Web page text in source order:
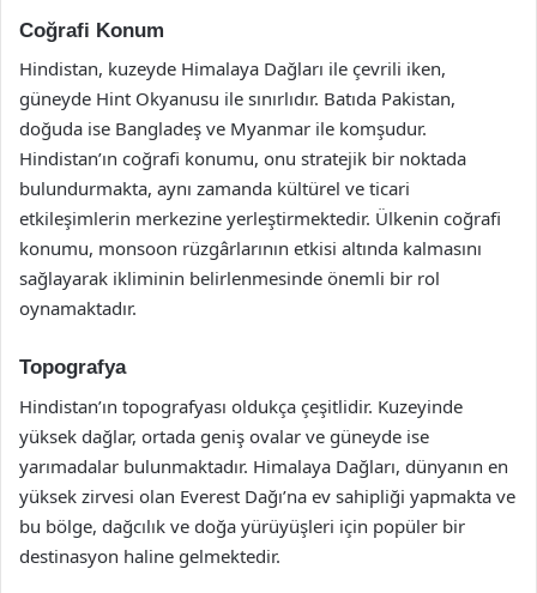
Coğrafi Konum
Hindistan, kuzeyde Himalaya Dağları ile çevrili iken,
güneyde Hint Okyanusu ile sınırlıdır. Batıda Pakistan,
doğuda ise Bangladeş ve Myanmar ile komşudur.
Hindistan’ın coğrafi konumu, onu stratejik bir noktada
bulundurmakta, aynı zamanda kültürel ve ticari
etkileşimlerin merkezine yerleştirmektedir. Ülkenin coğrafi
konumu, monsoon rüzgârlarının etkisi altında kalmasını
sağlayarak ikliminin belirlenmesinde önemli bir rol
oynamaktadır.
Topografya
Hindistan’ın topografyası oldukça çeşitlidir. Kuzeyinde
yüksek dağlar, ortada geniş ovalar ve güneyde ise
yarımadalar bulunmaktadır. Himalaya Dağları, dünyanın en
yüksek zirvesi olan Everest Dağı’na ev sahipliği yapmakta ve
bu bölge, dağcılık ve doğa yürüyüşleri için popüler bir
destinasyon haline gelmektedir.